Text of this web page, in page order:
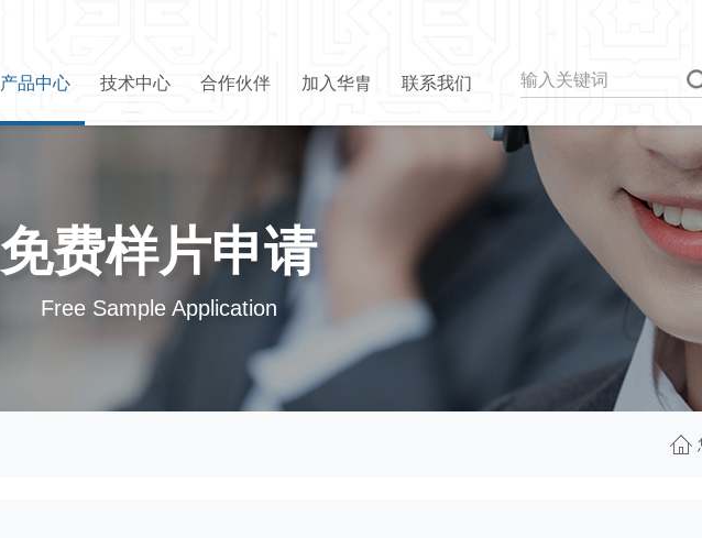
产品中心 技术中心 合作伙伴 加入华胄 联系我们
免费样片申请
Free Sample Application